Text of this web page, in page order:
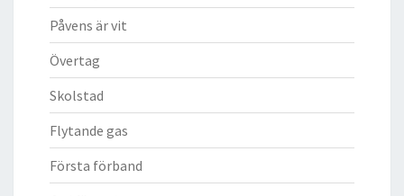
Påvens är vit
Övertag
Skolstad
Flytande gas
Första förband